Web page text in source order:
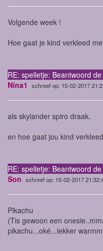
Volgende week !
Hoe gaat je kind verkleed
RE: spelletje: Beantwoord
Nina1
schreef op: 15-02-2017
als skylander spiro draak.
en hoe gaat jou kind verkleed
RE: spelletje: Beantwoord
Son schreef op: 15-02-2017
Pikachu
(Tis gewoon een
pikachu...oké...lekker